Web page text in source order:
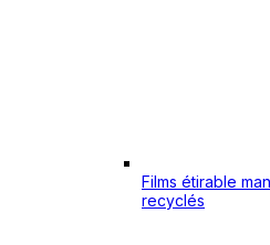
Films étirable
recyclés